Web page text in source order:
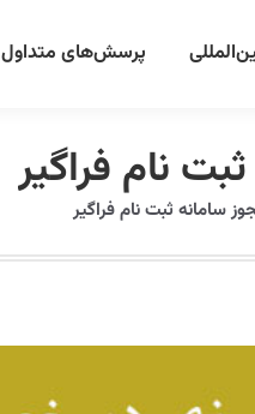
پرسش‌های متداول
نام فراگیر
سامانه ثبت نام فراگیر